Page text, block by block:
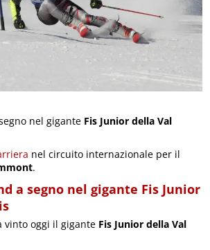
nel gigante Fis Junior della Val
nel circuito internazionale per il
.
a segno nel gigante Fis Junior
vinto oggi il gigante Fis Junior della Val